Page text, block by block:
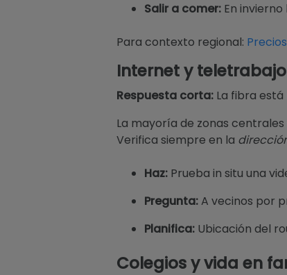
Salir a comer: En
Para contexto regional:
Internet y teletrabajo
Respuesta corta: La fibra
La mayoría de zonas
Verifica siempre en la
Haz: Prueba in situ una
Pregunta:A vecinos por
Planifica: Ubicación del
Colegios y vida en